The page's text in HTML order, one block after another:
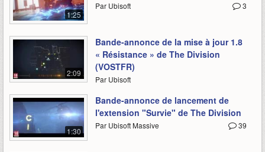
1:25
3
Par Ubisoft
2:09
Bande-annonce de la mise à jour 1.8
« Résistance » de The Division
(VOSTFR)
Par Ubisoft
1:30
Bande-annonce de lancement de
l'extension "Survie" de The Division
39
Par Ubisoft Massive